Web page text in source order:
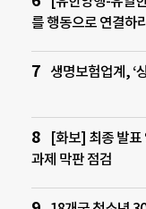
를 행동으로 연결하
생명보험업계, ‘
[화보] 최종 발표
과제 막판 점검